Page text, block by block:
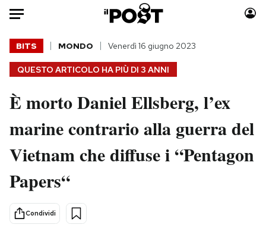
Auto
HOME
Italia
Politica
Tecnologia
Scienza
Cultura
Economia
Moda
Consumismi
Storie/Idee
QUESTO ARTICOLO HA PIÙ DI 3 ANNI
BITS MONDO Venerdì 16 giugno 2023
È morto Daniel Ellsberg, l’ex
marine contrario alla guerra del
Vietnam che diffuse i “Pentagon
Papers“
Condividi